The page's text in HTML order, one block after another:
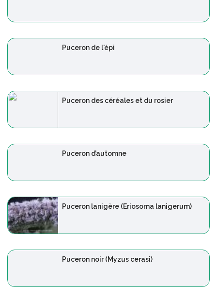
Puceron de l'épi
Puceron des céréales et du rosier
Puceron d’automne
Puceron lanigère (Eriosoma lanigerum)
Puceron noir (Myzus cerasi)